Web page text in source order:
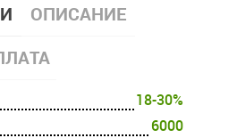
ОПИСАНИЕ
18-30%
6000